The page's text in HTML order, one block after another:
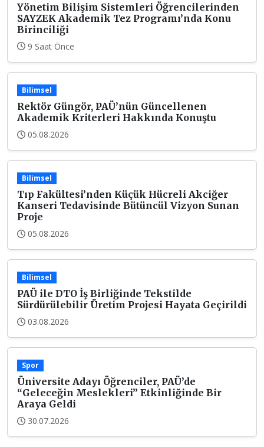
Yönetim Bilişim Sistemleri Öğrencilerinden
SAYZEK Akademik Tez Programı’nda Konu
Birinciliği
9 Saat Önce
Bilimsel
Rektör Güngör, PAÜ’nün Güncellenen
Akademik Kriterleri Hakkında Konuştu
05.08.2026
Bilimsel
Tıp Fakültesi’nden Küçük Hücreli Akciğer
Kanseri Tedavisinde Bütüncül Vizyon Sunan
Proje
05.08.2026
Bilimsel
PAÜ ile DTO İş Birliğinde Tekstilde
Sürdürülebilir Üretim Projesi Hayata Geçirildi
03.08.2026
Spor
Üniversite Adayı Öğrenciler, PAÜ’de
“Geleceğin Meslekleri” Etkinliğinde Bir
Araya Geldi
30.07.2026